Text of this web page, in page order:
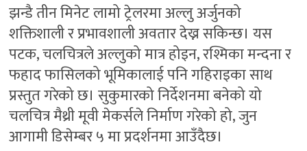
झन्डै तीन मिनेट लामो ट्रेलरमा अल्लु अर्जुनको
शक्तिशाली र प्रभावशाली अवतार देख्न सकिन्छ। यस
पटक, चलचित्रले अल्लुको मात्र होइन, रश्मिका मन्दना र
फहाद फासिलको भूमिकालाई पनि गहिराइका साथ
प्रस्तुत गरेको छ। सुकुमारको निर्देशनमा बनेको यो
चलचित्र मैथ्री मूवी मेकर्सले निर्माण गरेको हो, जुन
आगामी डिसेम्बर ५ मा प्रदर्शनमा आउँदैछ।